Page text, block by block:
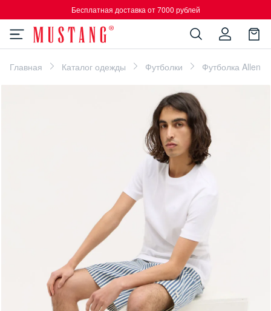
Бесплатная доставка от 7000 рублей
Главная Каталог одежды Футболки Футболка Allen